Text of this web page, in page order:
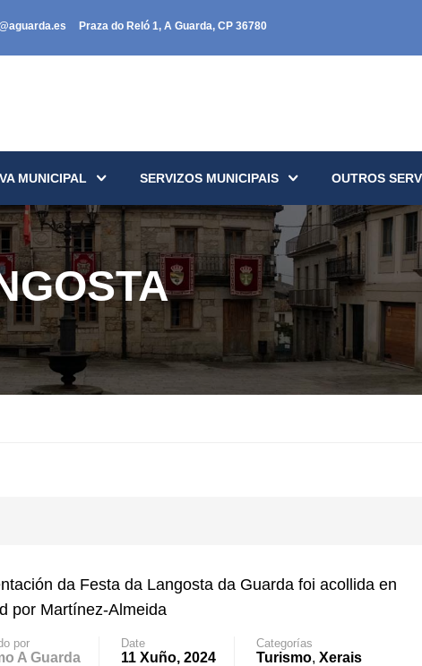
Praza do Reló 1, A Guarda, CP 36780
MUNICIPAL SERVIZOS MUNICIPAIS OUTROS
da Festa da Langosta da Guarda foi acollida en
por Martínez-Almeida
por
A Guarda
Date
11 Xuño, 2024
Categorías
Turismo, Xerais